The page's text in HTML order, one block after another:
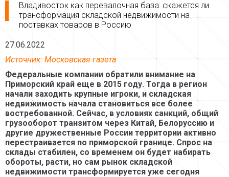
Владивосток как перевалочная база: скажется ли
трансформация складской недвижимости на
поставках товаров в Россию
27.06.2022
Источник: Московская газета
Федеральные компании обратили внимание на
Приморский край еще в 2015 году. Тогда в регион
начали заходить крупные игроки, и складская
недвижимость начала становиться все более
востребованной. Сейчас, в условиях санкций, общий
грузооборот транзитом через Китай, Белоруссию и
другие дружественные России территории активно
перестраивается по приморской границе. Спрос на
склады стабилен, со временем он будет набирать
обороты, расти, но сам рынок складской
недвижимости трансформируется уже сегодня